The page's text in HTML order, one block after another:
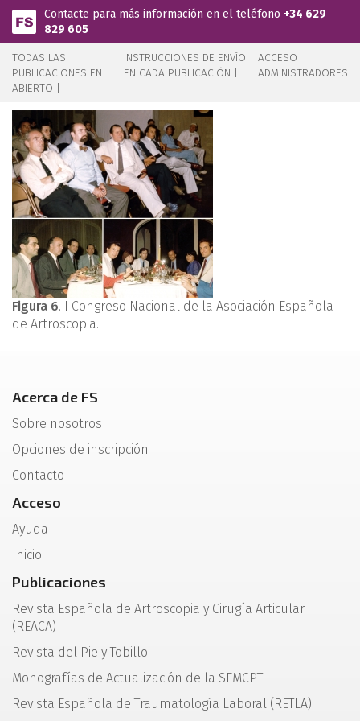
Pasar al contenido principal
Contacte para más información en el teléfono +34 629
829 605
TODAS LAS
PUBLICACIONES EN
ABIERTO |
INSTRUCCIONES DE ENVÍO
EN CADA PUBLICACIÓN |
ACCESO
ADMINISTRADORES
Figura 6. I Congreso Nacional de la Asociación Española
de Artroscopia.
Acerca de FS
Sobre nosotros
Opciones de inscripción
Contacto
Acceso
Ayuda
Inicio
Publicaciones
Revista Española de Artroscopia y Cirugía Articular
(REACA)
Revista del Pie y Tobillo
Monografías de Actualización de la SEMCPT
Revista Española de Traumatología Laboral (RETLA)